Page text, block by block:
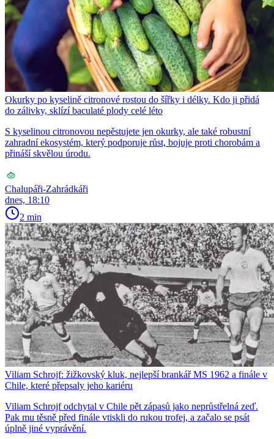
Okurky po kyselině citronové rostou do šířky i délky. Kdo ji přidá
do zálivky, sklízí baculaté plody celé léto
S kyselinou citronovou nepěstujete jen okurky, ale také robustní
zahradní ekosystém, který podporuje růst, bojuje proti chorobám a
přináší skvělou úrodu.
Chalupáři-Zahrádkáři
dnes, 18:10
2 min
Viliam Schrojf: žižkovský kluk, nejlepší brankář MS 1962 a finále v
Chile, které přepsaly jeho kariéru
Viliam Schrojf odchytal v Chile pět zápasů jako neprůstřelná zeď.
Pak mu těsně před finále vtiskli do rukou trofej, a začalo se psát
úplně jiné vyprávění.